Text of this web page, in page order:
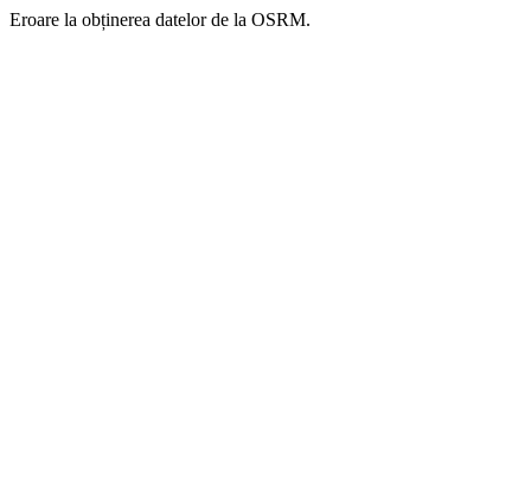
Eroare la obținerea datelor de la OSRM.